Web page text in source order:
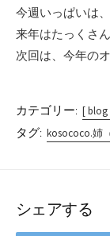
今週いっぱいは
来年はたっくさ
次回は、今年の
カテゴリー: [ blog
タグ: kosococo.姉
シェアする